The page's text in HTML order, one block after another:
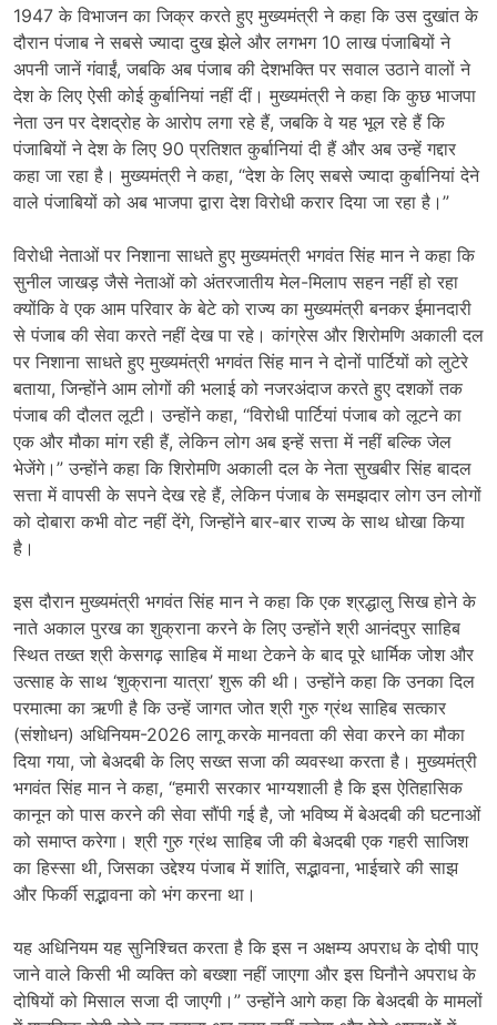
1947 के विभाजन का जिक्र करते हुए मुख्यमंत्री ने कहा कि उस दुखांत के
दौरान पंजाब ने सबसे ज्यादा दुख झेले और लगभग 10 लाख पंजाबियों ने
अपनी जानें गंवाईं, जबकि अब पंजाब की देशभक्ति पर सवाल उठाने वालों ने
देश के लिए ऐसी कोई कुर्बानियां नहीं दीं। मुख्यमंत्री ने कहा कि कुछ भाजपा
नेता उन पर देशद्रोह के आरोप लगा रहे हैं, जबकि वे यह भूल रहे हैं कि
पंजाबियों ने देश के लिए 90 प्रतिशत कुर्बानियां दी हैं और अब उन्हें गद्दार
कहा जा रहा है। मुख्यमंत्री ने कहा, “देश के लिए सबसे ज्यादा कुर्बानियां देने
वाले पंजाबियों को अब भाजपा द्वारा देश विरोधी करार दिया जा रहा है।”
विरोधी नेताओं पर निशाना साधते हुए मुख्यमंत्री भगवंत सिंह मान ने कहा कि
सुनील जाखड़ जैसे नेताओं को अंतरजातीय मेल-मिलाप सहन नहीं हो रहा
क्योंकि वे एक आम परिवार के बेटे को राज्य का मुख्यमंत्री बनकर ईमानदारी
से पंजाब की सेवा करते नहीं देख पा रहे। कांग्रेस और शिरोमणि अकाली दल
पर निशाना साधते हुए मुख्यमंत्री भगवंत सिंह मान ने दोनों पार्टियों को लुटेरे
बताया, जिन्होंने आम लोगों की भलाई को नजरअंदाज करते हुए दशकों तक
पंजाब की दौलत लूटी। उन्होंने कहा, “विरोधी पार्टियां पंजाब को लूटने का
एक और मौका मांग रही हैं, लेकिन लोग अब इन्हें सत्ता में नहीं बल्कि जेल
भेजेंगे।” उन्होंने कहा कि शिरोमणि अकाली दल के नेता सुखबीर सिंह बादल
सत्ता में वापसी के सपने देख रहे हैं, लेकिन पंजाब के समझदार लोग उन लोगों
को दोबारा कभी वोट नहीं देंगे, जिन्होंने बार-बार राज्य के साथ धोखा किया
है।
इस दौरान मुख्यमंत्री भगवंत सिंह मान ने कहा कि एक श्रद्धालु सिख होने के
नाते अकाल पुरख का शुक्राना करने के लिए उन्होंने श्री आनंदपुर साहिब
स्थित तख्त श्री केसगढ़ साहिब में माथा टेकने के बाद पूरे धार्मिक जोश और
उत्साह के साथ ‘शुक्राना यात्रा’ शुरू की थी। उन्होंने कहा कि उनका दिल
परमात्मा का ऋणी है कि उन्हें जागत जोत श्री गुरु ग्रंथ साहिब सत्कार
(संशोधन) अधिनियम-2026 लागू करके मानवता की सेवा करने का मौका
दिया गया, जो बेअदबी के लिए सख्त सजा की व्यवस्था करता है। मुख्यमंत्री
भगवंत सिंह मान ने कहा, “हमारी सरकार भाग्यशाली है कि इस ऐतिहासिक
कानून को पास करने की सेवा सौंपी गई है, जो भविष्य में बेअदबी की घटनाओं
को समाप्त करेगा। श्री गुरु ग्रंथ साहिब जी की बेअदबी एक गहरी साजिश
का हिस्सा थी, जिसका उद्देश्य पंजाब में शांति, सद्भावना, भाईचारे की साझ
और फिर्की सद्भावना को भंग करना था।
यह अधिनियम यह सुनिश्चित करता है कि इस न अक्षम्य अपराध के दोषी पाए
जाने वाले किसी भी व्यक्ति को बख्शा नहीं जाएगा और इस घिनौने अपराध के
दोषियों को मिसाल सजा दी जाएगी।” उन्होंने आगे कहा कि बेअदबी के मामलों